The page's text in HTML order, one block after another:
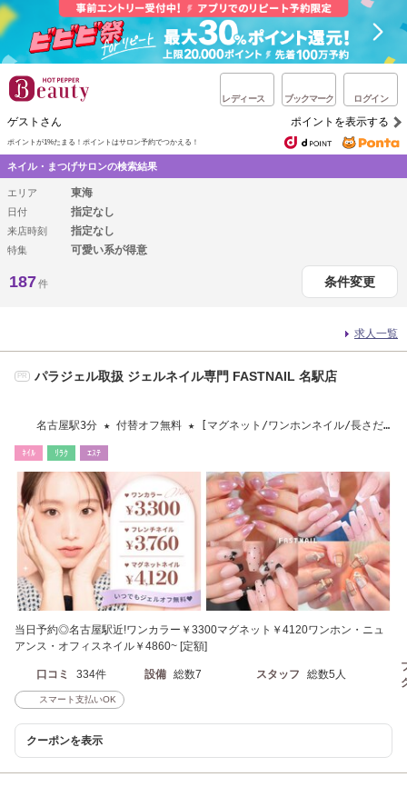
レディース ブックマーク ログイン
ゲストさん ポイントを表示する
ポイントが1%たまる！ ポイントはサロン予約でつかえる！
ネイル・まつげサロンの検索結果
エリア 東海
日付 指定なし
来店時刻 指定なし
特集 可愛い系が得意
187件 条件変更
求人一覧
PR パラジェル取扱 ジェルネイル専門 FASTNAIL 名駅店
名古屋駅3分 ★ 付替オフ無料 ★ [マグネット/ワンホンネイル/長さだ
ﾈｲﾙ ﾘﾗｸ ｴｽﾃ
当日予約◎名古屋駅近!ワンカラー￥3300マグネット￥4120ワンホン・ニュ
アンス・オフィスネイル￥4860~ [定額]
口コミ 334件 設備 総数7 スタッフ 総数5人
スマート支払いOK
クーポンを表示